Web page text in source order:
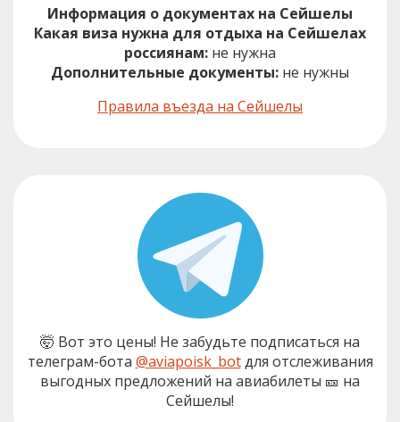
Информация о документах на Сейшелы
Какая виза нужна для отдыха на Сейшелах
россиянам: не нужна
Дополнительные документы: не нужны
Правила въезда на Сейшелы
🤯 Вот это цены! Не забудьте подписаться на
телеграм-бота @aviapoisk_botдля отслеживания
выгодных предложений на авиабилеты 🎫 на
Сейшелы!